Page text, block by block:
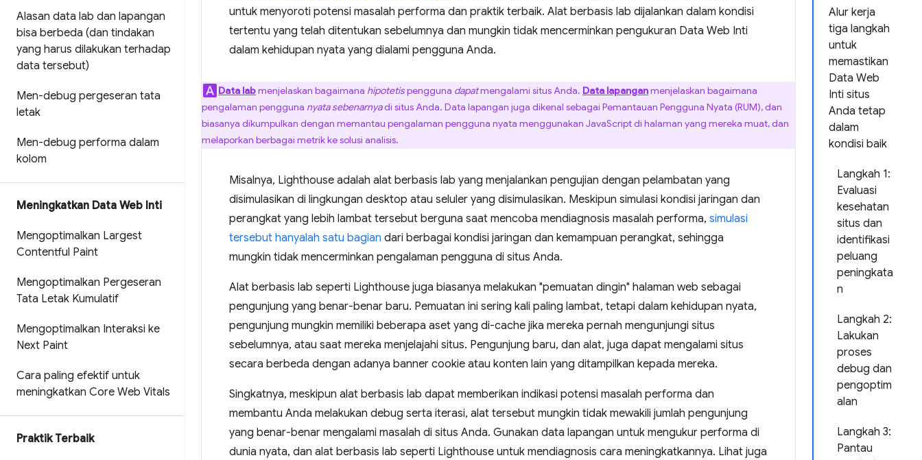
Alasan data lab dan lapangan
bisa berbeda (dan tindakan
yang harus dilakukan terhadap
data tersebut)
Men-debug pergeseran tata
letak
Men-debug performa dalam
kolom
Meningkatkan Data Web Inti
Mengoptimalkan Largest
Contentful Paint
Mengoptimalkan Pergeseran
Tata Letak Kumulatif
Mengoptimalkan Interaksi ke
Next Paint
Cara paling efektif untuk
meningkatkan Core Web Vitals
Praktik Terbaik
Alur kerja
tiga langkah
untuk
memastikan
Data Web
Inti situs
Anda tetap
dalam
kondisi baik
Langkah 1:
Evaluasi
kesehatan
situs dan
identifikasi
peluang
peningkata
n
Langkah 2:
Lakukan
proses
debug dan
pengoptim
alan
Langkah 3:
Pantau
untuk menyoroti potensi masalah performa dan praktik terbaik. Alat berbasis lab dijalankan dalam kondisi
tertentu yang telah ditentukan sebelumnya dan mungkin tidak mencerminkan pengukuran Data Web Inti
dalam kehidupan nyata yang dialami pengguna Anda.
Data labmenjelaskan bagaimana hipotetispengguna dapatmengalami situs Anda. Data lapanganmenjelaskan bagaimana
pengalaman pengguna nyata sebenarnyadi situs Anda. Data lapangan juga dikenal sebagai Pemantauan Pengguna Nyata (RUM), dan
biasanya dikumpulkan dengan memantau pengalaman pengguna nyata menggunakan JavaScript di halaman yang mereka muat, dan
melaporkan berbagai metrik ke solusi analisis.
Misalnya, Lighthouse adalah alat berbasis lab yang menjalankan pengujian dengan pelambatan yang
disimulasikan di lingkungan desktop atau seluler yang disimulasikan. Meskipun simulasi kondisi jaringan dan
perangkat yang lebih lambat tersebut berguna saat mencoba mendiagnosis masalah performa, simulasi
tersebut hanyalah satu bagian dari berbagai kondisi jaringan dan kemampuan perangkat, sehingga
mungkin tidak mencerminkan pengalaman pengguna di situs Anda.
Alat berbasis lab seperti Lighthouse juga biasanya melakukan "pemuatan dingin" halaman web sebagai
pengunjung yang benar-benar baru. Pemuatan ini sering kali paling lambat, tetapi dalam kehidupan nyata,
pengunjung mungkin memiliki beberapa aset yang di-cache jika mereka pernah mengunjungi situs
sebelumnya, atau saat mereka menjelajahi situs. Pengunjung baru, dan alat, juga dapat mengalami situs
secara berbeda dengan adanya banner cookie atau konten lain yang ditampilkan kepada mereka.
Singkatnya, meskipun alat berbasis lab dapat memberikan indikasi potensi masalah performa dan
membantu Anda melakukan debug serta iterasi, alat tersebut mungkin tidak mewakili jumlah pengunjung
yang benar-benar mengalami masalah di situs Anda. Gunakan data lapangan untuk mengukur performa di
dunia nyata, dan alat berbasis lab seperti Lighthouse untuk mendiagnosis cara meningkatkannya. Lihat juga